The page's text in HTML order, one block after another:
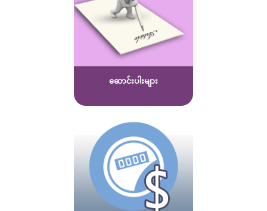
ဆောင်းပါးများ